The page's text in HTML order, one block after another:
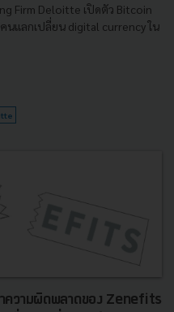
Firm Deloitte เปิดตัว Bitcoin
นแลกเปลี่ยน digital currency ใน
ความผิดพลาดของ Zenefits